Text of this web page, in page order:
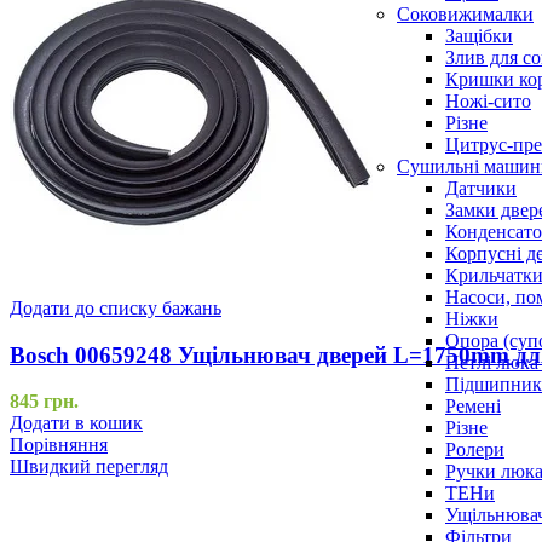
Соковижималки
Защібки
Злив для
Кришки
Ножі-сито
Різне
Цитрус-
Сушильні
Датчики
Замки
Корпусні
Крильчатки
Насоси,
Ніжки
Опора
Петлі люка
Ремені
Різне
Ролери
Ручки
ТЕНи
Фільтри
Додати до списку бажань
Bosch 00659248 Ущільнювач дверей L=1750mm
845 грн.
Додати в кошик
Порівняння
Швидкий перегляд